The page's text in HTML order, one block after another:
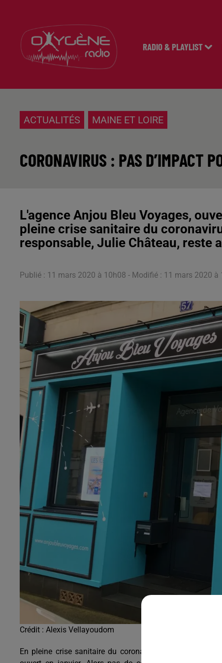
RADIO & PLAYLIST
ACTUALITÉS MAINE ET LOIRE
CORONAVIRUS : PAS D’IMPACT
L'agence Anjou Bleu Voyages,
pleine crise sanitaire du
responsable, Julie Château, reste
Publié : 11 mars 2020 à 10h08 - Modifié : 11 mars 2020
Crédit : Alexis Vellayoudom
En pleine crise sanitaire du coronavirus, le secteur du